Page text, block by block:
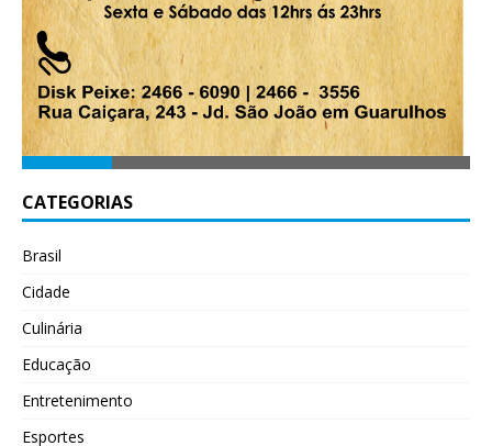
CATEGORIAS
Brasil
Cidade
Culinária
Educação
Entretenimento
Esportes